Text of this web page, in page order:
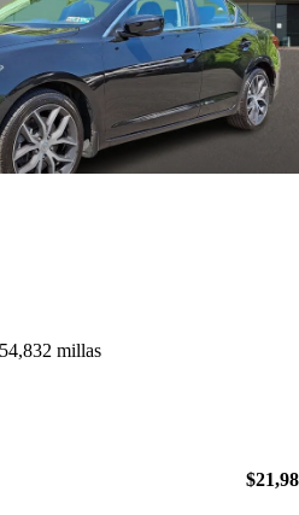
54,832 millas